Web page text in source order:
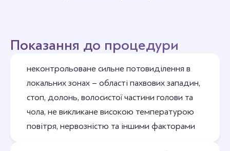
Показання до процедури
неконтрольоване сильне потовиділення в
локальних зонах – області пахвових западин,
стоп, долонь, волосистої частини голови та
чола, не викликане високою температурою
повітря, нервозністю та іншими факторами